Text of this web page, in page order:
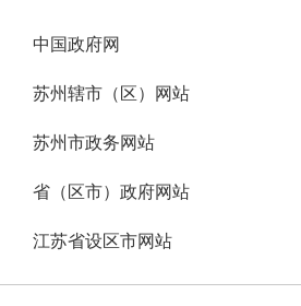
中国政府网
苏州辖市（区）网站
苏州市政务网站
省（区市）政府网站
江苏省设区市网站